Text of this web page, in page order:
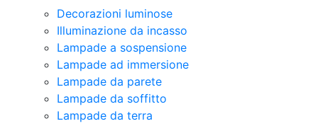
Decorazioni luminose
Illuminazione da incasso
Lampade a sospensione
Lampade ad immersione
Lampade da parete
Lampade da soffitto
Lampade da terra